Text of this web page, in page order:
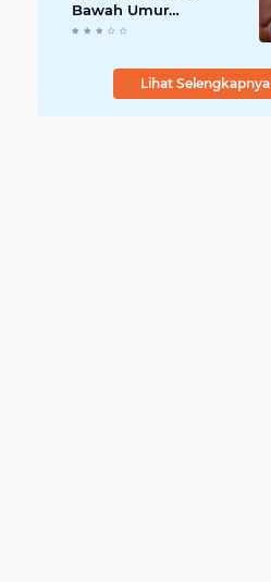
Bawah Umur
Promosikan Liquid
Bertindak Tegas
Lihat Selengkapnya